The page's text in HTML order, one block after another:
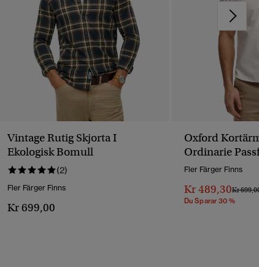
Vintage Rutig Skjorta I
Ekologisk Bomull
(2)
Fler Färger Finns
Kr 699,00
Oxford
Ordinarie
Fler Färger Finns
Kr 489,30Pris
Kr
Du Sparar 30 %